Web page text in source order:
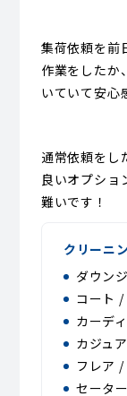
集荷依頼を前
作業をしたか
いていて安心
通常依頼をし
良いオプショ
難いです！
クリーニ
ダウン
コート
カーデ
カジュ
フレア
セーター